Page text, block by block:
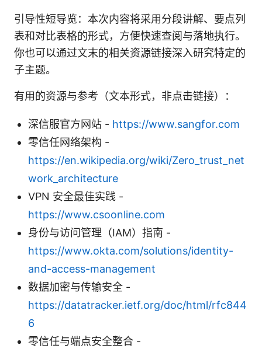
引导性短导览：本次内容将采用分段讲解、要点列
表和对比表格的形式，方便快速查阅与落地执行。
你也可以通过文末的相关资源链接深入研究特定的
子主题。
有用的资源与参考（文本形式，非点击链接）：
深信服官方网站 - https://www.sangfor.com
零信任网络架构 -
https://en.wikipedia.org/wiki/Zero_trust_net
work_architecture
VPN 安全最佳实践 -
https://www.csoonline.com
身份与访问管理（IAM）指南 -
https://www.okta.com/solutions/identity-
and-access-management
数据加密与传输安全 -
https://datatracker.ietf.org/doc/html/rfc844
6
零信任与端点安全整合 -